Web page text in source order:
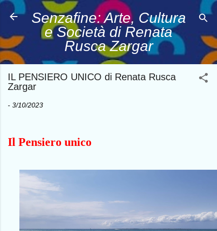
Passa ai contenuti principali
Senzafine: Arte, Cultura
e Società di Renata
Rusca Zargar
IL PENSIERO UNICO di Renata Rusca
Zargar
- 3/10/2023
Il Pensiero unico